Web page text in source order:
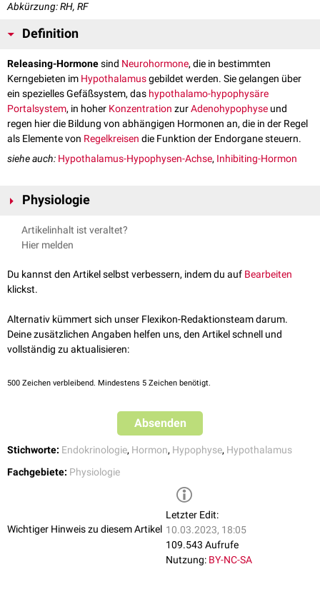
Abkürzung: RH, RF
Definition
Releasing-Hormonesind Neurohormone, die in bestimmten
Kerngebieten im Hypothalamusgebildet werden. Sie gelangen über
ein spezielles Gefäßsystem, das hypothalamo-hypophysäre
Portalsystem, in hoher Konzentration zurAdenohypophyse und
regen hier die Bildung von abhängigen Hormonen an, die in der Regel
als Elemente von Regelkreisen die Funktion der Endorgane steuern.
siehe auch: Hypothalamus-Hypophysen-Achse, Inhibiting-Hormon
Physiologie
Folgende Releasing-Hormone werden unterschieden:
Hormon
GHRH(Somatotropin-
Releasing-Hormon,
TRH(Thyrotropin-
Releasing-Hormon,
Nucleus
arcuatus
Releasing-Hormon,
Manchen Autoren definieren als weiteres Releasing-Hormon
soll. Die Existenz von PRH ist hypothetisch, da bisher kein biochemischer
Nachweis dieses Hormons erbracht werden konnte. Die Freisetzung von
stimuliert.
Artikelinhalt ist veraltet?
Hier melden
Du kannst den Artikel selbst verbessern, indem du auf Bearbeiten
klickst.
Alternativ kümmert sich unser Flexikon-Redaktionsteam darum.
Deine zusätzlichen Angaben helfen uns, den Artikel schnell und
vollständig zu aktualisieren:
500 Zeichen verbleibend. Mindestens 5 Zeichen benötigt.
Absenden
Stichworte: Endokrinologie, Hormon, Hypophyse, Hypothalamus
Fachgebiete: Physiologie
Wichtiger Hinweis zu diesem Artikel
Letzter Edit:
10.03.2023, 18:05
109.543 Aufrufe
Nutzung: BY-NC-SA